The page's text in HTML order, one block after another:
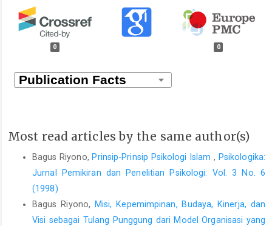
0 0
Most read articles by the same author(s)
Bagus Riyono, Prinsip-Prinsip Psikologi Islam, Psikologika:
Jurnal Pemikiran dan Penelitian Psikologi: Vol. 3 No. 6
(1998)
Bagus Riyono,
Misi, Kepemimpinan, Budaya, Kinerja, dan
Visi sebagai Tulang Punggung dari Model Organisasi yang